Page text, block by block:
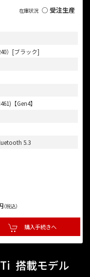
○ 受注生産
）[ブラック]
【Gen4】
5.3
（税込）
購入手続きへ
Ti 搭載モデル